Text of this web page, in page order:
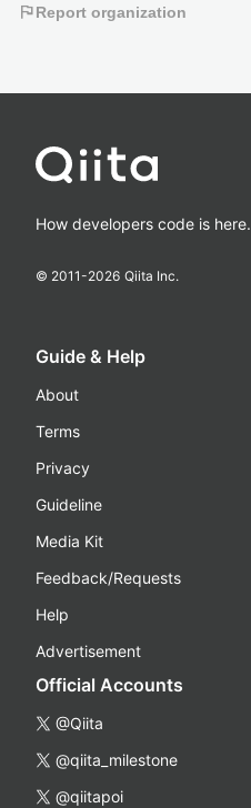
flagReport organization
How developers code is here.
© 2011-2026 Qiita Inc.
Guide & Help
About
Terms
Privacy
Guideline
Media Kit
Feedback/Requests
Help
Advertisement
Official Accounts
@Qiita
@qiita_milestone
@qiitapoi